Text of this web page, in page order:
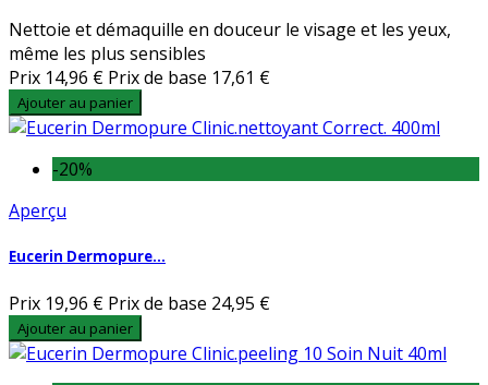
Nettoie et démaquille en douceur le visage et les yeux,
même les plus sensibles
Prix 14,96 € Prix de base 17,61 €
Ajouter au panier
-20%
Aperçu
Eucerin Dermopure...
Prix 19,96 € Prix de base 24,95 €
Ajouter au panier